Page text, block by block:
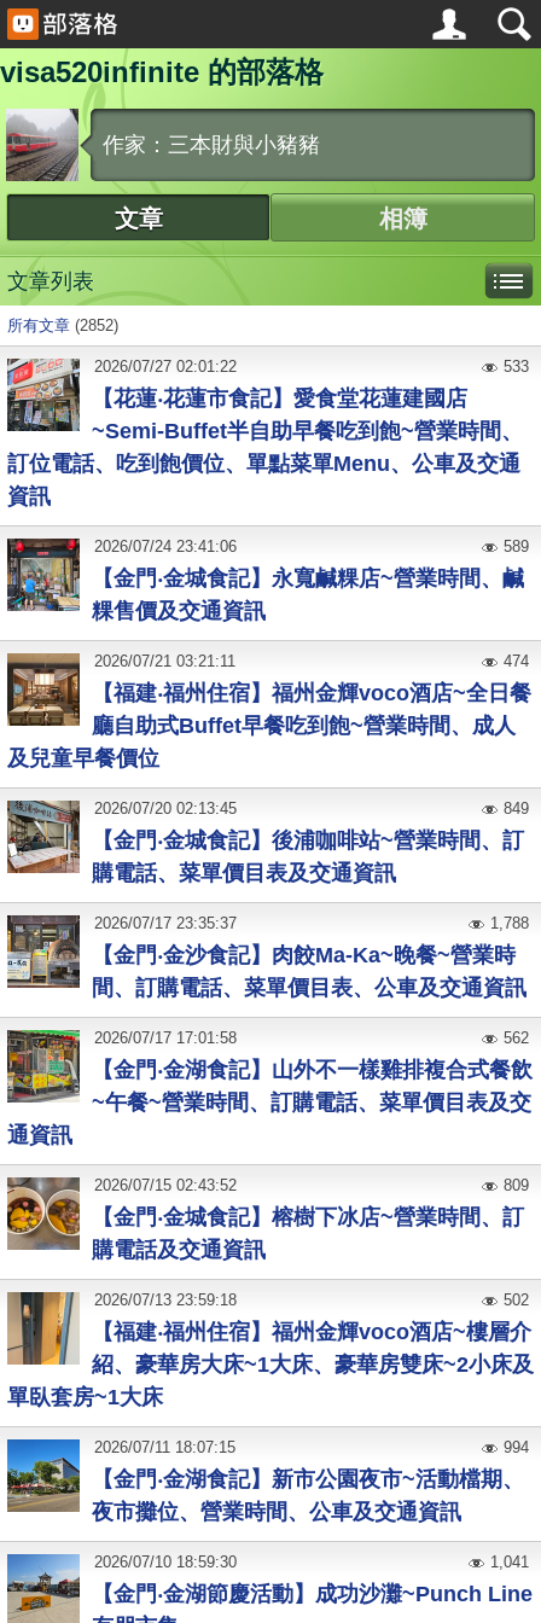
visa520infinite 的部落格
作家：三本財與小豬豬
文章 相簿
文章列表
所有文章 (2852)
【花蓮‧花蓮市食記】愛食堂花蓮建國店
~Semi-Buffet半自助早餐吃到飽~營業時間、
訂位電話、吃到飽價位、單點菜單Menu、公車及交通
資訊
2026/07/27 02:01:22 533
【金門‧金城食記】永寬鹹粿店~營業時間、鹹
粿售價及交通資訊
2026/07/24 23:41:06 589
【福建‧福州住宿】福州金輝voco酒店~全日餐
廳自助式Buffet早餐吃到飽~營業時間、成人
及兒童早餐價位
2026/07/21 03:21:11 474
【金門‧金城食記】後浦咖啡站~營業時間、訂
購電話、菜單價目表及交通資訊
2026/07/20 02:13:45 849
【金門‧金沙食記】肉餃Ma-Ka~晚餐~營業時
間、訂購電話、菜單價目表、公車及交通資訊
2026/07/17 23:35:37 1,788
【金門‧金湖食記】山外不一樣雞排複合式餐飲
~午餐~營業時間、訂購電話、菜單價目表及交
通資訊
2026/07/17 17:01:58 562
【金門‧金城食記】榕樹下冰店~營業時間、訂
購電話及交通資訊
2026/07/15 02:43:52 809
【福建‧福州住宿】福州金輝voco酒店~樓層介
紹、豪華房大床~1大床、豪華房雙床~2小床及
單臥套房~1大床
2026/07/13 23:59:18 502
【金門‧金湖食記】新市公園夜市~活動檔期、
夜市攤位、營業時間、公車及交通資訊
2026/07/11 18:07:15 994
【金門‧金湖節慶活動】成功沙灘~Punch Line
2026/07/10 18:59:30 1,041